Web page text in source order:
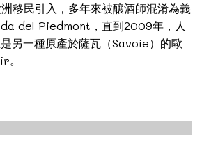
移民引入，多年來被釀酒師混淆為義
del Piedmont，直到2009年，人
另一種原產於薩瓦（Savoie）的歐
Title